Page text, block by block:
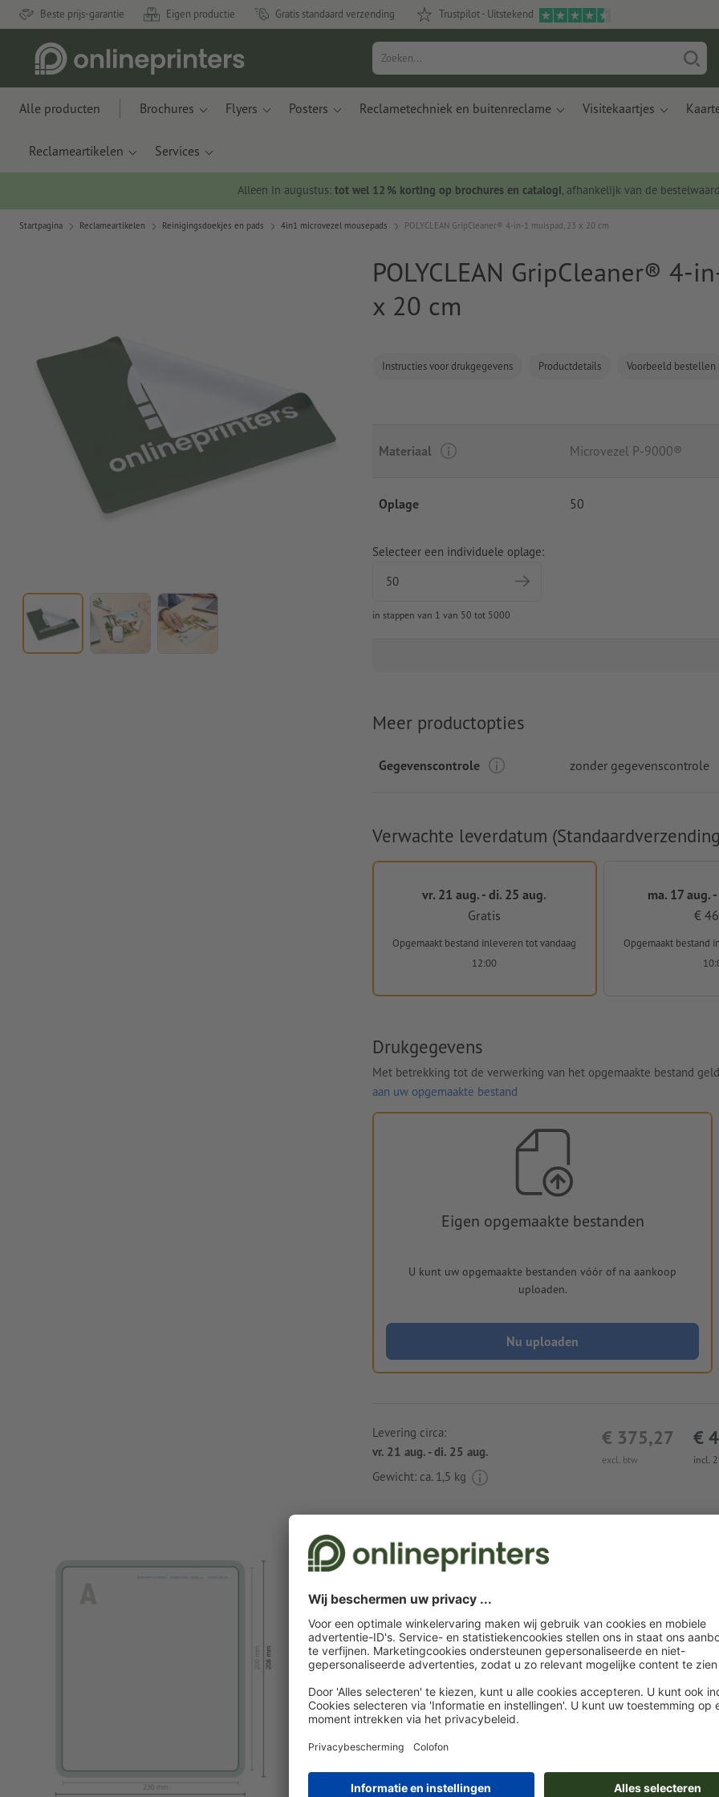
Beste prijs-garantie Eigen productie Gratis standaard verzending Trustpilot - Uitstekend
Alle producten Brochures Flyers Posters Reclametechniek en buitenreclame Visitekaartjes
Reclameartikelen Services
Alleen in augustus: tot wel 12 % korting op brochures en catalogi, afhankelijk van de
Startpagina Reclameartikelen Reinigingsdoekjes en pads 4in1 microvezel mousepads POLYCLEAN GripCleaner® 4-in-1 muispad, 23 x 20 cm
POLYCLEAN GripCleaner® 4-
x 20 cm
Instructies voor drukgegevens Productdetails Voorbeeld bestellen
Materiaal Microvezel P-9000®
Oplage 50
Selecteer een individuele oplage:
in stappen van 1 van 50 tot 5000
Meer productopties
Gegevenscontrole zonder gegevenscontrole
Verwachte leverdatum
vr. 21 aug. - di. 25 aug.
Gratis
Opgemaakt bestand inleverentot vandaag
12:00
ma. 17 aug.
€
Opgemaakt bestand
Drukgegevens
Met betrekking tot de verwerking van het opgemaakte bestand
aan uw opgemaakte bestand
Eigen opgemaakte bestanden
U kunt uw opgemaakte bestanden vóór of na aankoop
uploaden.
Nu uploaden
excl. btw
€ 375,27
incl.
€
Levering circa:
vr. 21 aug. - di. 25 aug.
Gewicht: ca. 1,5 kg
Instructies voor drukgegevens POLYCLEAN
GripCleaner® 4-in-1 muispad, 23 x 20 cm
Gegevensformaat: 23,6 x 20,6 cm
Eindformaat: 23 x 20 cm
Bijzonderheden bij het opmaken van een bestand:
Let erop dat een kleine tekstregel met meer informatie
door ons op uw product wordt geplaatst. Meer
vindt u op de datasheets. Let erop dat de positie iets kan
Rondom 3 mmafloop
aanhouden, belangrijke informatie